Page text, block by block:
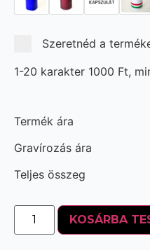
Szeretnéd a
1-20 karakter 1000 Ft,
Termék ára
Gravírozás ára
Teljes összeg
KOSÁRBA